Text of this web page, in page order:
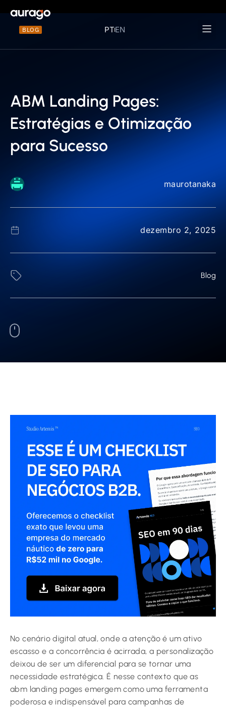
BLOG PTEN
ABM Landing Pages:
Estratégias e Otimização
para Sucesso
maurotanaka
dezembro 2, 2025
Blog
No cenário digital atual, onde a atenção é um ativo
escasso e a concorrência é acirrada, a personalização
deixou de ser um diferencial para se tornar uma
necessidade estratégica. É nesse contexto que as
abm landing pages emergem como uma ferramenta
poderosa e indispensável para campanhas de